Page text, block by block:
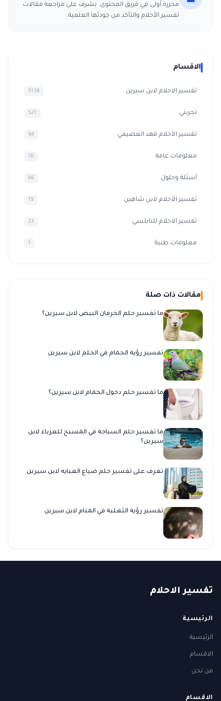
محررة أولى في فريق المحتوى. بشرف على مراجعة مقالات
تفسير الأحلام والتأكد من جودتها العلمية.
الاقسام
تفسير الاحلام لابن سيرين 5138
تجربتي 521
تفسير الأحلام فهد العصيمي 94
معلومات عامة 70
أسئلة وحلول 66
تفسير الأحلام لابن شاهين 19
تفسير الاحلام للنابلسي 23
معلومات طبية 1
مقالات ذات صلة
ما تفسير حلم الخرفان البيض لابن سيرين؟
تفسير رؤية الحمام في الحلم لابن سيرين
ما تفسير حلم دخول الحمام لابن سيرين؟
ما تفسير حلم السباحة في المسبح للعزباء لابن
سيرين؟
تعرف على تفسير حلم ضياع العبايه لابن سيرين
تفسير رؤية الثعلبة في المنام لابن سيرين
تفسير الاحلام
الرئيسية
الرئيسية
الاقسام
من نحن
الاقسام